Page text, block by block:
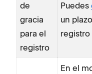
de
gracia
para el
registro
Puedes
un
registro
En el